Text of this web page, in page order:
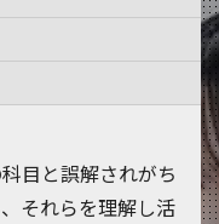
目と誤解されがち
それらを理解し活